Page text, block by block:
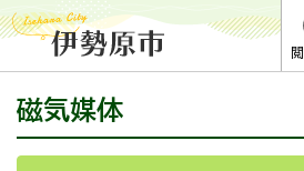
磁気媒体